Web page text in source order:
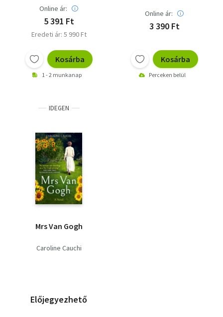
Online ár:
5 391 Ft
Eredeti ár: 5 990 Ft
Kosárba
1 - 2 munkanap
Online ár:
3 390 Ft
Kosárba
Perceken belül
IDEGEN
Mrs Van Gogh
Caroline Cauchi
Előjegyezhető